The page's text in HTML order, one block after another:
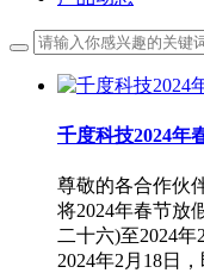
千度科技2024年
尊敬的各合作伙
将2024年春节放
二十六)至2024年
2024年2月18日